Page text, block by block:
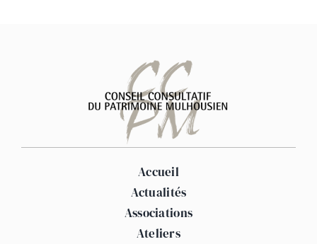
Accueil
Actualités
Associations
Ateliers